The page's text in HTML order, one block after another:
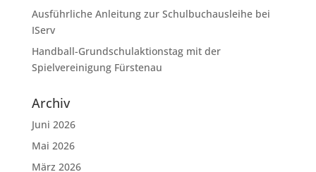
Ausführliche Anleitung zur Schulbuchausleihe bei
IServ
Handball-Grundschulaktionstag mit der
Spielvereinigung Fürstenau
Archiv
Juni 2026
Mai 2026
März 2026